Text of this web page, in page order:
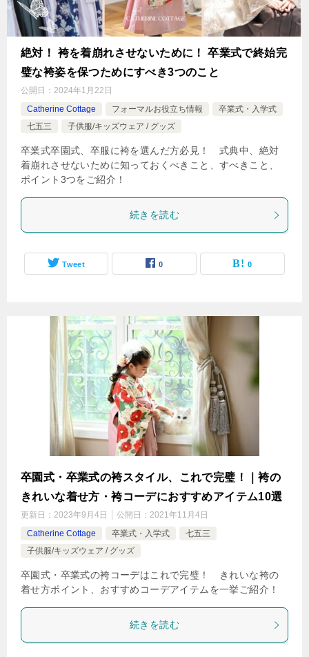
絶対！ 袴を着崩れさせないために！ 卒業式で終始完
璧な袴姿を保つためにすべき3つのこと
公開日： 2024年1月22日
Catherine Cottage
フォーマルお役立ち情報
卒業式・入学式
七五三
子供服/キッズウェア / グッズ
卒業式卒園式、卒服に袴を選んだ方必見！ 式典中、絶対
着崩れさせないために知っておくべきこと、すべきこと、
ポイント3つをご紹介！
続きを読む
Tweet 0 0
卒園式・卒業式の袴スタイル、これで完璧！｜袴の
きれいな着せ方・袴コーデにおすすめアイテム10選
更新日： 2023年9月4日 公開日： 2021年11月4日
Catherine Cottage
卒業式・入学式
七五三
子供服/キッズウェア / グッズ
卒園式・卒業式の袴コーデはこれで完璧！ きれいな袴の
着せ方ポイント、おすすめコーデアイテムを一挙ご紹介！
続きを読む